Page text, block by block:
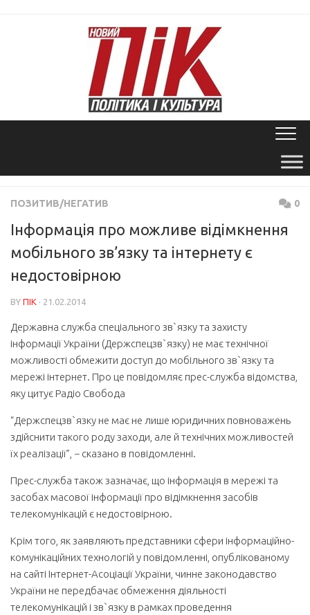
ПОЗИТИВ/НЕГАТИВ 0
Інформація про можливе відімкнення
мобільного зв’язку та інтернету є
недостовірною
BY ПІК · 21.02.2014
Державна служба спеціального зв`язку та захисту
інформації України (Держспецзв`язку) не має технічної
можливості обмежити доступ до мобільного зв`язку та
мережі інтернет. Про це повідомляє прес-служба відомства,
яку цитує Радіо Свобода
“Держспецзв`язку не має не лише юридичних повноважень
здійснити такого роду заходи, але й технічних можливостей
їх реалізації”, − сказано в повідомленні.
Прес-служба також зазначає, що інформація в мережі та
засобах масової інформації про відімкнення засобів
телекомунікацій є недостовірною.
Крім того, як заявляють представники сфери інформаційно-
комунікаційних технологій у повідомленні, опублікованому
на сайті Інтернет-Асоціації України, чинне законодавство
України не передбачає обмеження діяльності
телекомунікацій і зв`язку в рамках проведення